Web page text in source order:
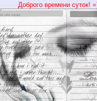
Доброго времени суток!